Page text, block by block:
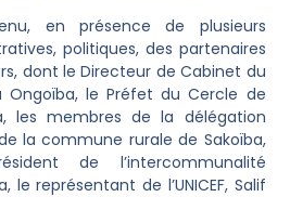
en présence de plusieurs
politiques, des partenaires
dont le Directeur de Cabinet du
Ongoïba, le Préfet du Cercle de
les membres de la délégation
la commune rurale de Sakoïba,
de l’intercommunalité
le représentant de l’UNICEF, Salif